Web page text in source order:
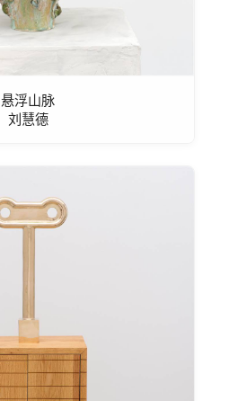
悬浮山脉
刘慧德